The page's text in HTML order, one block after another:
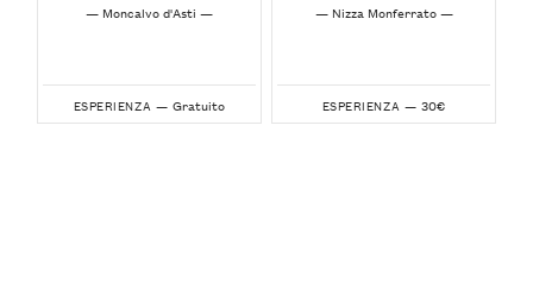
— Moncalvo d'Asti —
ESPERIENZA — Gratuito
— Nizza Monferrato —
ESPERIENZA — 30€